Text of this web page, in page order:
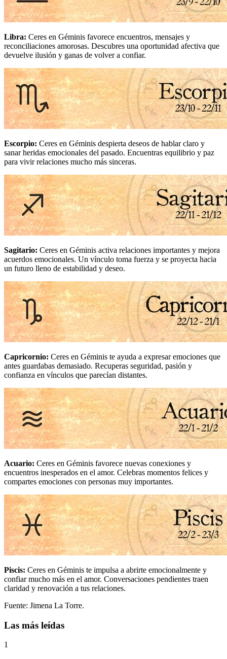
Libra: Ceres en Géminis favorece encuentros, mensajes y
reconciliaciones amorosas. Descubres una oportunidad afectiva que
devuelve ilusión y ganas de volver a confiar.
Escorpio: Ceres en Géminis despierta deseos de hablar claro y
sanar heridas emocionales del pasado. Encuentras equilibrio y paz
para vivir relaciones mucho más sinceras.
Sagitario: Ceres en Géminis activa relaciones importantes y mejora
acuerdos emocionales. Un vínculo toma fuerza y se proyecta hacia
un futuro lleno de estabilidad y deseo.
Capricornio: Ceres en Géminis te ayuda a expresar emociones que
antes guardabas demasiado. Recuperas seguridad, pasión y
confianza en vínculos que parecían distantes.
Acuario: Ceres en Géminis favorece nuevas conexiones y
encuentros inesperados en el amor. Celebras momentos felices y
compartes emociones con personas muy importantes.
Piscis: Ceres en Géminis te impulsa a abrirte emocionalmente y
confiar mucho más en el amor. Conversaciones pendientes traen
claridad y renovación a tus relaciones.
Fuente: Jimena La Torre.
Las más leídas
1